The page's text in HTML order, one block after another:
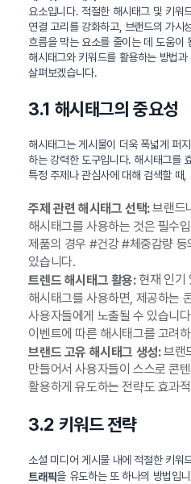
요소입니다. 적절한 해시태그 및 키워
연결 고리를 강화하고, 브랜드의 가시
흐름을 막는 요소를 줄이는 데 도움이
해시태그와 키워드를 활용하는 방법
살펴보겠습니다.
3.1 해시태그의 중요성
해시태그는 게시물이 더욱 폭넓게 퍼
하는 강력한 도구입니다. 해시태그를
특정 주제나 관심사에 대해 검색할 때
주제 관련 해시태그 선택:브랜드
해시태그를 사용하는 것은 필수
제품의 경우 #건강 #체중감량 등
있습니다.
트렌드 해시태그 활용:현재 인기
해시태그를 사용하면, 제공하는
사용자들에게 노출될 수 있습니
이벤트에 따른 해시태그를 고려
브랜드 고유 해시태그 생성:브랜
만들어서 사용자들이 스스로 콘
활용하게 유도하는 전략도 효과
3.2 키워드 전략
소셜 미디어 게시물 내에 적절한 키워
트래픽을 유도하는 또 하나의 방법입